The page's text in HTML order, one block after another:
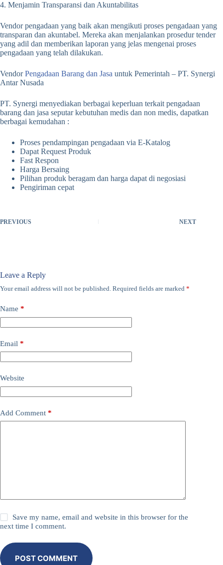
4. Menjamin Transparansi dan Akuntabilitas
Vendor pengadaan yang baik akan mengikuti proses pengadaan yang
transparan dan akuntabel. Mereka akan menjalankan prosedur tender
yang adil dan memberikan laporan yang jelas mengenai proses
pengadaan yang telah dilakukan.
VendorPengadaan Barang dan Jasa untuk Pemerintah – PT. Synergi
Antar Nusada
PT. Synergi menyediakan berbagai keperluan terkait pengadaan
barang dan jasa seputar kebutuhan medis dan non medis, dapatkan
berbagai kemudahan :
Proses pendampingan pengadaan via E-Katalog
Dapat Request Produk
Fast Respon
Harga Bersaing
Pilihan produk beragam dan harga dapat di negosiasi
Pengiriman cepat
PREVIOUS NEXT
Leave a Reply
Your email address will not be published. Required fields are marked *
Name *
Email *
Website
Add Comment *
Save my name, email and website in this browser for the
next time I comment.
POST COMMENT